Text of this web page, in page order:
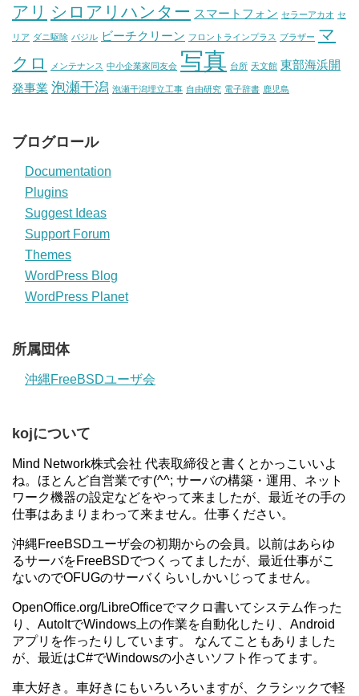
アリ シロアリハンター スマートフォン セラーアカオ セ
リア ダニ駆除 バジル ビーチクリーン フロントラインプラス ブラザー マ
クロ
メンテナンス 中小企業家同友会 写真 台所 天文館 東部海浜開
発事業 泡瀬干潟 泡瀬干潟埋立工事 自由研究 電子辞書 鹿児島
ブログロール
Documentation
Plugins
Suggest Ideas
Support Forum
Themes
WordPress Blog
WordPress Planet
所属団体
沖縄FreeBSDユーザ会
kojについて
Mind Network株式会社 代表取締役と書くとかっこいいよ
ね。ほとんど自営業です(^^; サーバの構築・運用、ネット
ワーク機器の設定などをやって来ましたが、最近その手の
仕事はあまりまわって来ません。仕事ください。
沖縄FreeBSDユーザ会の初期からの会員。以前はあらゆ
るサーバをFreeBSDでつくってましたが、最近仕事がこ
ないのでOFUGのサーバくらいしかいじってません。
OpenOffice.org/LibreOfficeでマクロ書いてシステム作った
り、AutoItでWindows上の作業を自動化したり、Android
アプリを作ったりしています。 なんてこともありました
が、最近はC#でWindowsの小さいソフト作ってます。
車大好き。車好きにもいろいろいますが、クラシックで軽